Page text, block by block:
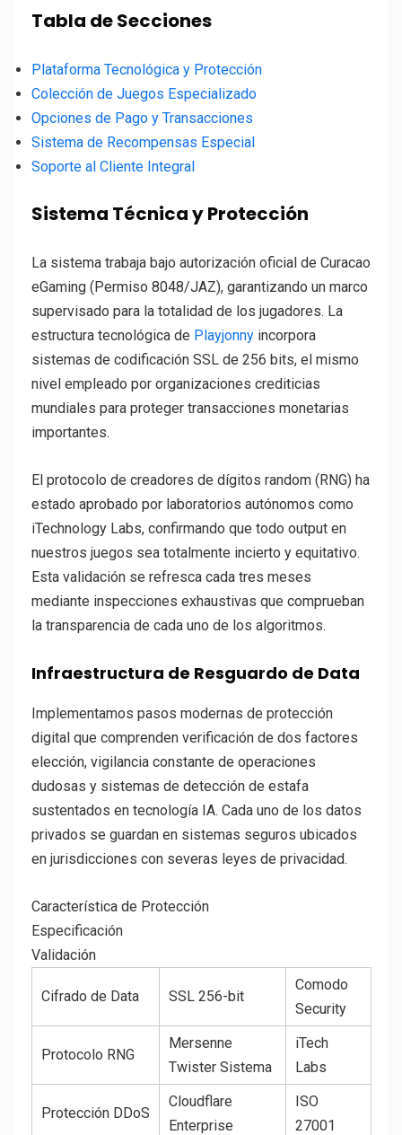
Tabla de Secciones
Plataforma Tecnológica y Protección
Colección de Juegos Especializado
Opciones de Pago y Transacciones
Sistema de Recompensas Especial
Soporte al Cliente Integral
Sistema Técnica y Protección
La sistema trabaja bajo autorización oficial de Curacao
eGaming (Permiso 8048/JAZ), garantizando un marco
supervisado para la totalidad de los jugadores. La
estructura tecnológica de Playjonny incorpora
sistemas de codificación SSL de 256 bits, el mismo
nivel empleado por organizaciones crediticias
mundiales para proteger transacciones monetarias
importantes.
El protocolo de creadores de dígitos random (RNG) ha
estado aprobado por laboratorios autónomos como
iTechnology Labs, confirmando que todo output en
nuestros juegos sea totalmente incierto y equitativo.
Esta validación se refresca cada tres meses
mediante inspecciones exhaustivas que comprueban
la transparencia de cada uno de los algoritmos.
Infraestructura de Resguardo de Data
Implementamos pasos modernas de protección
digital que comprenden verificación de dos factores
elección, vigilancia constante de operaciones
dudosas y sistemas de detección de estafa
sustentados en tecnología IA. Cada uno de los datos
privados se guardan en sistemas seguros ubicados
en jurisdicciones con severas leyes de privacidad.
Característica de Protección
Especificación
Validación
Cifrado de Data SSL 256-bit
Comodo
Security
Protocolo RNG
Mersenne
Twister Sistema
iTech
Labs
Protección DDoS
Cloudflare
Enterprise
ISO
27001